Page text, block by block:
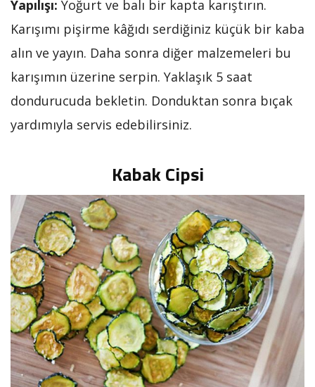
Yapılışı: Yoğurt ve balı bir kapta karıştırın.
Karışımı pişirme kâğıdı serdiğiniz küçük bir kaba
alın ve yayın. Daha sonra diğer malzemeleri bu
karışımın üzerine serpin. Yaklaşık 5 saat
dondurucuda bekletin. Donduktan sonra bıçak
yardımıyla servis edebilirsiniz.
Kabak Cipsi